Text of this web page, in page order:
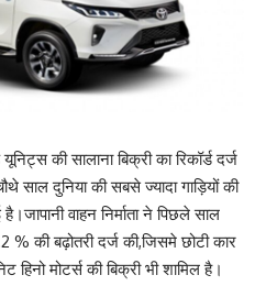
की सालाना बिक्री का रिकॉर्ड दर्ज
साल दुनिया की सबसे ज्यादा गाड़ियों की
वाहन निर्माता ने पिछले साल
% की बढ़ोतरी दर्ज की,जिसमे छोटी कार
हिनो मोटर्स की बिक्री भी शामिल है।